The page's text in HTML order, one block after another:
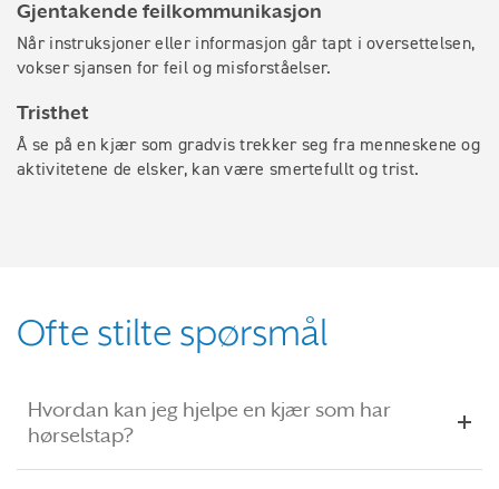
Gjentakende feilkommunikasjon
Når instruksjoner eller informasjon går tapt i oversettelsen,
vokser sjansen for feil og misforståelser.
Tristhet
Å se på en kjær som gradvis trekker seg fra menneskene og
aktivitetene de elsker, kan være smertefullt og trist.
Ofte stilte spørsmål
Hvordan kan jeg hjelpe en kjær som har
hørselstap?